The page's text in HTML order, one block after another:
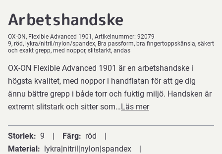
Arbetshandske
OX-ON Flexible Advanced 1901 Artikelnummer: 92079
9, röd, lykra/nitril/nylon/spandex, Bra passform, bra fingertoppskänsla, säkert
och exakt grepp, med noppor, slitstarkt, andas
OX-ON Flexible Advanced 1901 är en arbetshandske i
högsta kvalitet, med noppor i handflatan för att ge dig
ännu bättre grepp i både torr och fuktig miljö. Handsken är
extremt slitstark och sitter som…Läs mer
Storlek 9 Färg
röd
Material
lykra|nitril|nylon|spandex